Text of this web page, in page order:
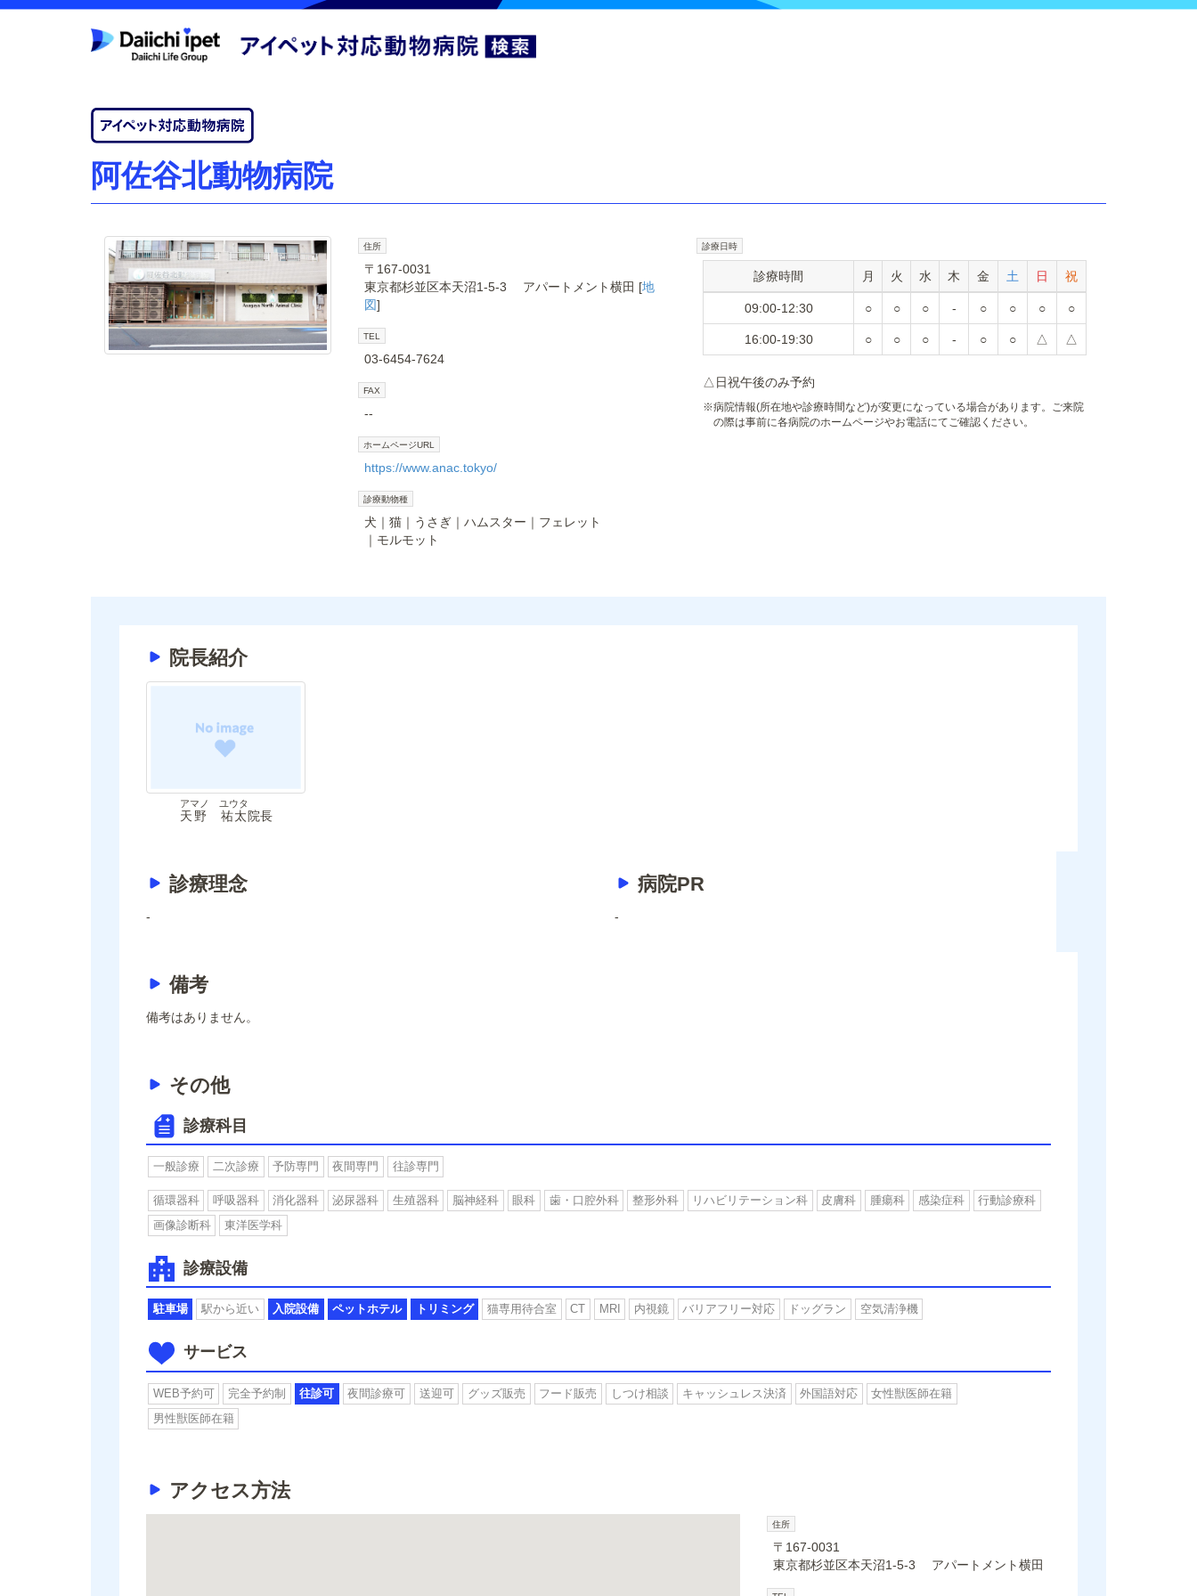
阿佐谷北動物病院
住所
〒167-0031
東京都杉並区本天沼1-5-3 アパートメント横田 [地
図]
TEL
03-6454-7624
FAX
--
ホームページURL
https://www.anac.tokyo/
診療動物種
犬 猫 うさぎ ハムスター
フェレット
モルモット
診療日時
診療時間 月 火 水 木 金 土 日 祝
09:00-12:30 ○ ○ ○ - ○ ○ ○ ○
16:00-19:30 ○ ○ ○ - ○ ○ △ △
△日祝午後のみ予約
※病院情報(所在地や診療時間など)が変更になっている場合があります。ご来院
の際は事前に各病院のホームページやお電話にてご確認ください。
院長紹介
天野 祐太
アマノ ユウタ
院長
診療理念
-
病院PR
-
備考
備考はありません。
その他
診療科目
一般診療 二次診療 予防専門 夜間専門 往診専門
循環器科 呼吸器科 消化器科 泌尿器科 生殖器科 脳神経科 眼科 歯・口腔外科 整形外科 リハビリテーション科 皮膚科 腫瘍科 感染症科
行動診療科
画像診断科
東洋医学科
診療設備
駐車場 駅から近い 入院設備 ペットホテル トリミング 猫専用待合室 CT MRI 内視鏡 バリアフリー対応 ドッグラン 空気清浄機
サービス
WEB予約可 完全予約制 往診可 夜間診療可 送迎可 グッズ販売 フード販売 しつけ相談 キャッシュレス決済 外国語対応
女性獣医師在籍
男性獣医師在籍
アクセス方法
住所
〒167-0031
東京都杉並区本天沼1-5-3 アパートメント横田